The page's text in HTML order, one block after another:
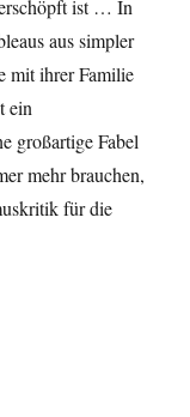
ist … In
aus simpler
mit ihrer Familie
ein
großartige Fabel
mehr brauchen,
für die